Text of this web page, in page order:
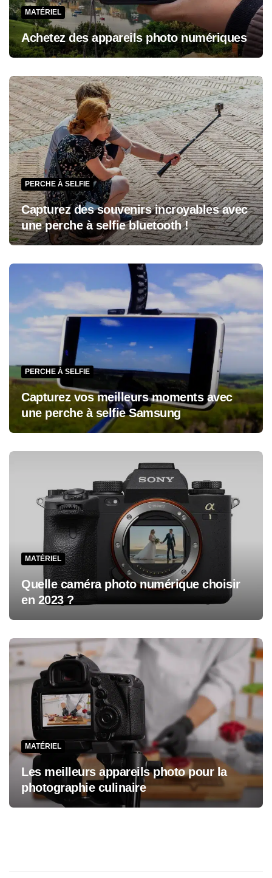
MATÉRIEL
Achetez des appareils photo numériques
PERCHE À SELFIE
Capturez des souvenirs incroyables avec
une perche à selfie bluetooth !
PERCHE À SELFIE
Capturez vos meilleurs moments avec
une perche à selfie Samsung
MATÉRIEL
Quelle caméra photo numérique choisir
en 2023 ?
MATÉRIEL
Les meilleurs appareils photo pour la
photographie culinaire